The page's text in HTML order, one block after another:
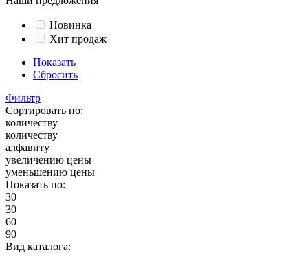
Новинка
Хит продаж
Показать
Сбросить
Фильтр
Сортировать по:
количеству
количеству
алфавиту
увеличению цены
уменьшению цены
Показать по:
30
30
60
90
Вид каталога: